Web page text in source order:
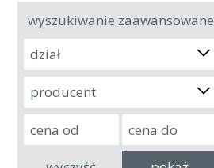
wyszukiwanie zaawansowane
dział
producent